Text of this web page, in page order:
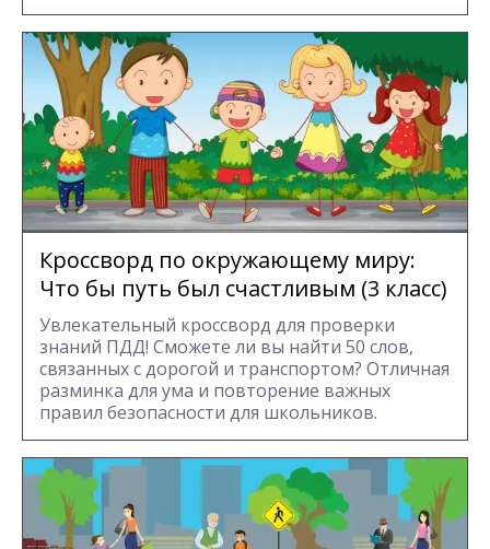
Кроссворд по окружающему миру:
Что бы путь был счастливым (3 класс)
Увлекательный кроссворд для проверки
знаний ПДД! Сможете ли вы найти 50 слов,
связанных с дорогой и транспортом? Отличная
разминка для ума и повторение важных
правил безопасности для школьников.